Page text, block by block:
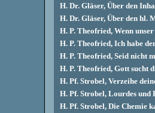
H. Dr. Gläser, Über den
H. Dr. Gläser, Über den hl.
H. P. Theofried, Wenn
H. P. Theofried, Ich habe
H. P. Theofried, Seid nicht
H. P. Theofried, Gott sucht
H. Pf. Strobel, Verzeihe
H. Pf. Strobel, Lourdes und
H. Pf. Strobel, Die Chemie